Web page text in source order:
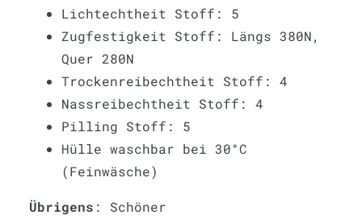
Lichtechtheit Stoff: 5
Zugfestigkeit Stoff: Längs 380N,
Quer 280N
Trockenreibechtheit Stoff: 4
Nassreibechtheit Stoff: 4
Pilling Stoff: 5
Hülle waschbar bei 30°C
(Feinwäsche)
Übrigens : Schöner